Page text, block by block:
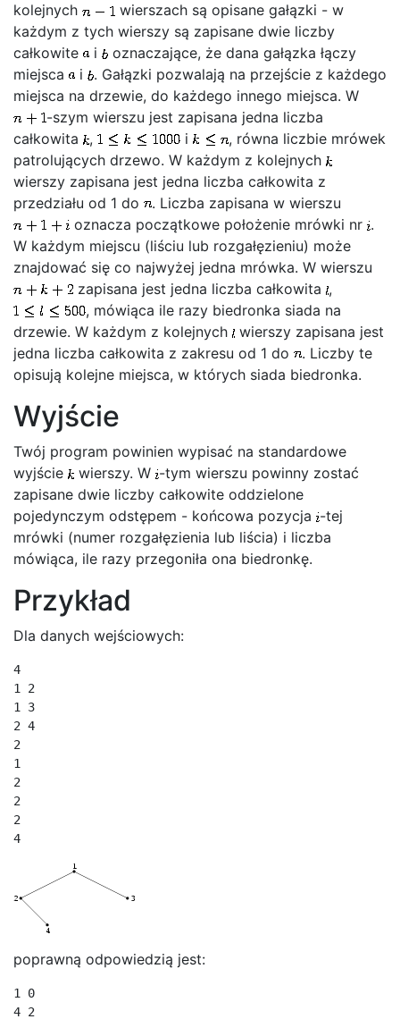
kolejnych
wierszach są opisane gałązki - w
każdym z tych wierszy są zapisane dwie liczby
całkowite
i
oznaczające, że dana gałązka łączy
miejsca
i
. Gałązki pozwalają na przejście z każdego
miejsca na drzewie, do każdego innego miejsca. W
-szym wierszu jest zapisana jedna liczba
całkowita
, i
, równa liczbie mrówek
patrolujących drzewo. W każdym z kolejnych
wierszy zapisana jest jedna liczba całkowita z
przedziału od 1 do
. Liczba zapisana w wierszu
oznacza początkowe położenie mrówki nr .
W każdym miejscu (liściu lub rozgałęzieniu) może
znajdować się co najwyżej jedna mrówka. W wierszu
zapisana jest jedna liczba całkowita ,
, mówiąca ile razy biedronka siada na
drzewie. W każdym z kolejnych
wierszy zapisana jest
jedna liczba całkowita z zakresu od 1 do
. Liczby te
opisują kolejne miejsca, w których siada biedronka.
Wyjście
Twój program powinien wypisać na standardowe
wyjście
wierszy. W -tym wierszu powinny zostać
zapisane dwie liczby całkowite oddzielone
pojedynczym odstępem - końcowa pozycja -tej
mrówki (numer rozgałęzienia lub liścia) i liczba
mówiąca, ile razy przegoniła ona biedronkę.
Przykład
Dla danych wejściowych:
4
1 2
1 3
2 4
2
1
2
2
2
4
poprawną odpowiedzią jest:
1 0
4 2